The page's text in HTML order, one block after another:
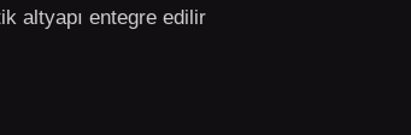
altyapı entegre edilir